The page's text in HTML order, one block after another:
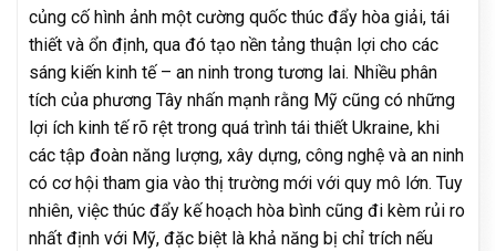
củng cố hình ảnh một cường quốc thúc đẩy hòa giải, tái
thiết và ổn định, qua đó tạo nền tảng thuận lợi cho các
sáng kiến kinh tế – an ninh trong tương lai. Nhiều phân
tích của phương Tây nhấn mạnh rằng Mỹ cũng có những
lợi ích kinh tế rõ rệt trong quá trình tái thiết Ukraine, khi
các tập đoàn năng lượng, xây dựng, công nghệ và an ninh
có cơ hội tham gia vào thị trường mới với quy mô lớn. Tuy
nhiên, việc thúc đẩy kế hoạch hòa bình cũng đi kèm rủi ro
nhất định với Mỹ, đặc biệt là khả năng bị chỉ trích nếu